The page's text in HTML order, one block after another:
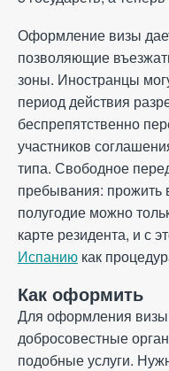
Оформление визы
позволяющие
зоны. Иностранцы
период действия
беспрепятственно
участников
типа. Свободное
пребывания: прожить
полугодие можно
карте резидента, и с
Испанию как
Как оформить
Для оформления визы
добросовестные
подобные услуги.